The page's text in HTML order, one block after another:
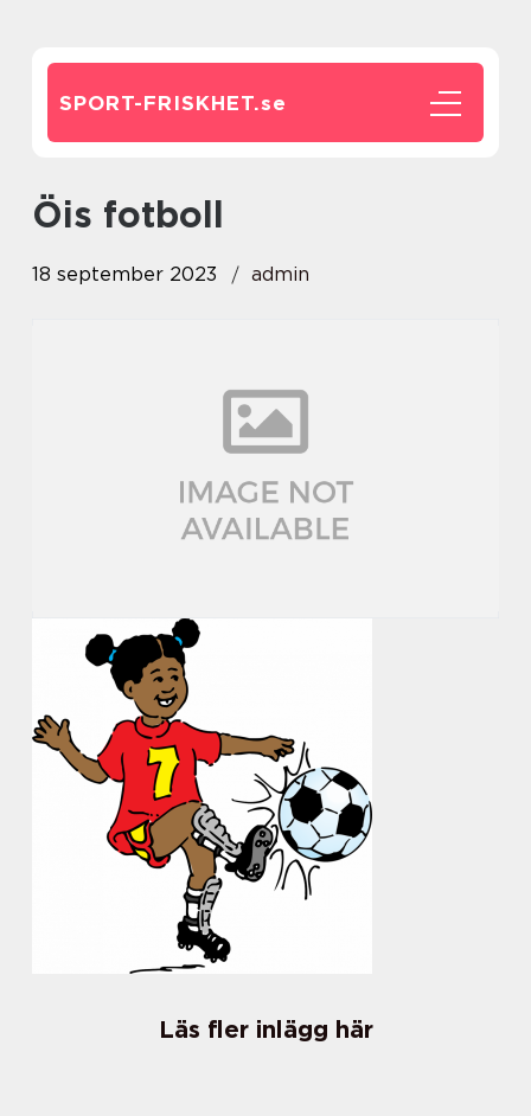
SPORT-FRISKHET.se
öis fotboll
18 september 2023 admin
Läs fler inlägg här